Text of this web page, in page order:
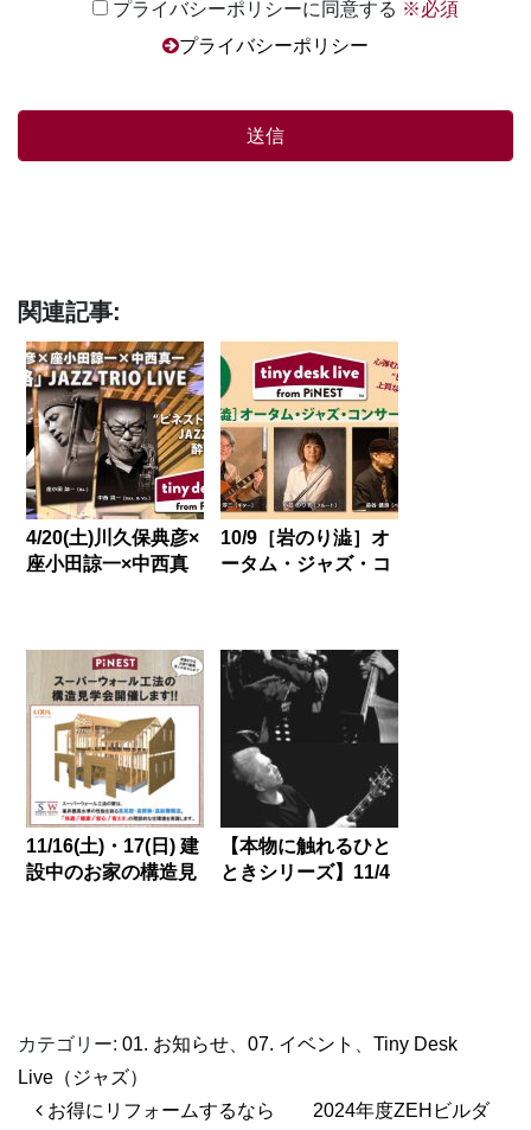
プライバシーポリシーに同意する ※必須
プライバシーポリシー
関連記事:
4/20(土)川久保典彦×
座小田諒一×中西真
10/9［岩のり澁］オ
ータム・ジャズ・コ
11/16(土)・17(日) 建
設中のお家の構造見
【本物に触れるひと
ときシリーズ】11/4
カテゴリー: 01. お知らせ 07. イベント
Tiny Desk
Live（ジャズ）
投稿ナビゲーション
お得にリフォームするなら
2024年度ZEHビルダ